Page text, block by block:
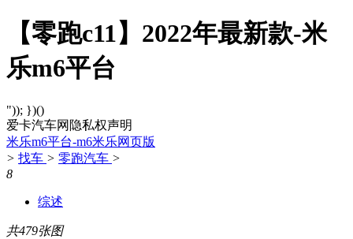
【零跑c11】2022年最新款-米
乐m6平台
")); })()
爱卡汽车网隐私权声明
米乐m6平台-m6米乐网页版
> 找车 > 零跑汽车 >
8
综述
共479张图